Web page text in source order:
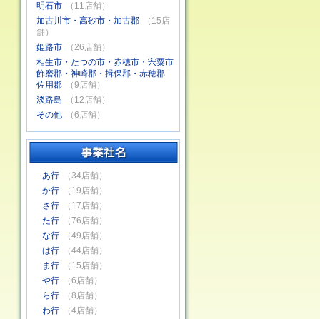
明石市
（11店舗）
加古川市・高砂市・加古郡
（15店
舗）
姫路市
（26店舗）
相生市・たつの市・赤穂市・宍粟市
飾磨郡・神崎郡・揖保郡・赤穂郡
佐用郡
（9店舗）
淡路島
（12店舗）
その他
（6店舗）
あ行
（34店舗）
か行
（19店舗）
さ行
（17店舗）
た行
（76店舗）
な行
（49店舗）
は行
（44店舗）
ま行
（15店舗）
や行
（6店舗）
ら行
（8店舗）
わ行
（4店舗）